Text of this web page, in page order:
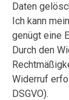
Daten
Ich kann
genügt eine
Durch den
Widerruf
DSGVO).